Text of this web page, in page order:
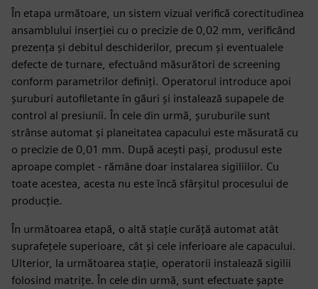
În etapa următoare, un sistem vizual verifică corectitudinea
ansamblului inserției cu o precizie de 0,02 mm, verificând
prezența și debitul deschiderilor, precum și eventualele
defecte de turnare, efectuând măsurători de screening
conform parametrilor definiți. Operatorul introduce apoi
șuruburi autofiletante în găuri și instalează supapele de
control al presiunii. În cele din urmă, șuruburile sunt
strânse automat și planeitatea capacului este măsurată cu
o precizie de 0,01 mm. După acești pași, produsul este
aproape complet - rămâne doar instalarea sigiliilor. Cu
toate acestea, acesta nu este încă sfârșitul procesului de
producție.
În următoarea etapă, o altă stație curăță automat atât
suprafețele superioare, cât și cele inferioare ale capacului.
Ulterior, la următoarea stație, operatorii instalează sigilii
folosind matrițe. În cele din urmă, sunt efectuate șapte